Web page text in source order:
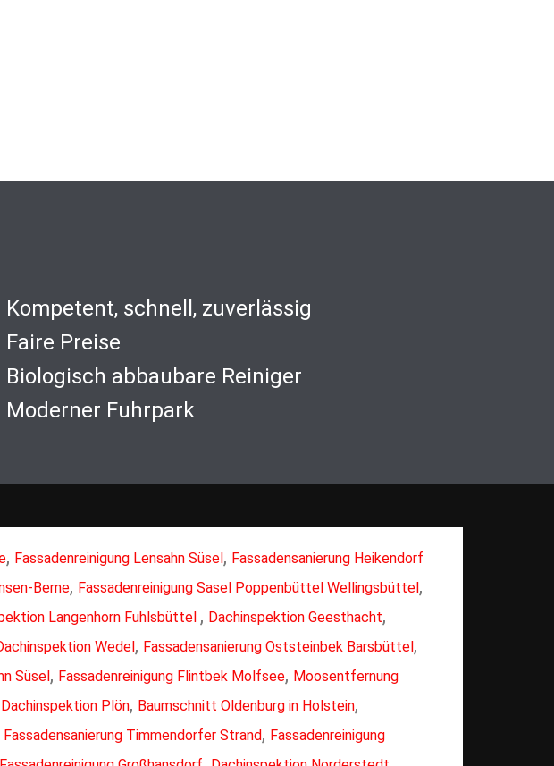
Kompetent, schnell, zuverlässig
Faire Preise
Biologisch abbaubare Reiniger
Moderner Fuhrpark
, Fassadenreinigung Lensahn Süsel, Fassadensanierung Heikendorf
Berne, Fassadenreinigung Sasel Poppenbüttel Wellingsbüttel,
Langenhorn Fuhlsbüttel , Dachinspektion Geesthacht,
Wedel, Fassadensanierung Oststeinbek Barsbüttel,
Süsel, Fassadenreinigung Flintbek Molfsee, Moosentfernung
Dachinspektion Plön, Baumschnitt Oldenburg in Holstein,
Fassadensanierung Timmendorfer Strand, Fassadenreinigung